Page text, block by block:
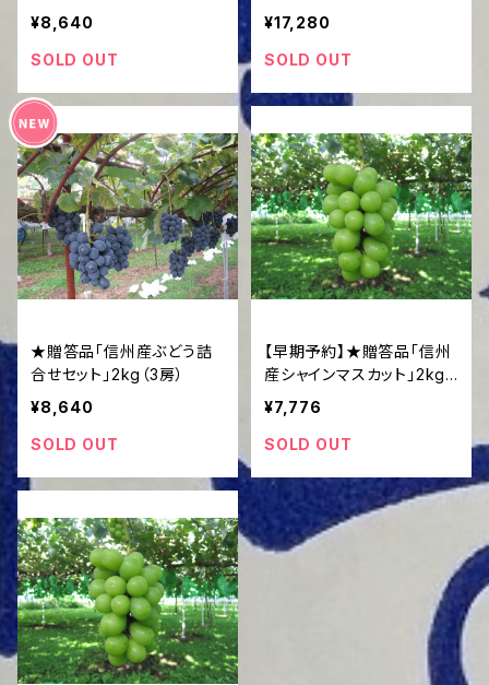
¥8,640
SOLD OUT
¥17,280
SOLD OUT
★贈答品「信州産ぶどう詰
合せセット」2kg（3房）
¥8,640
SOLD OUT
【早期予約】★贈答品「信州
産シャインマスカット」2kg
（3房程度）
¥7,776
SOLD OUT